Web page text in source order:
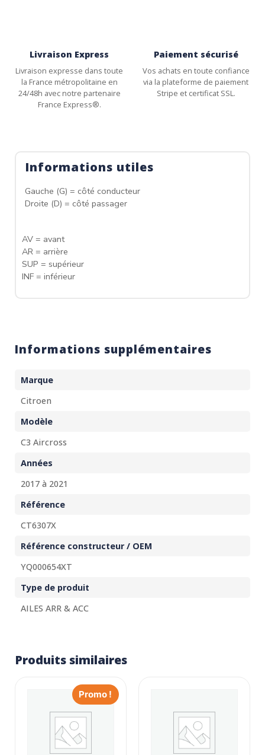
Livraison Express
Livraison expresse dans toute
la France métropolitaine en
24/48h avec notre partenaire
France Express®.
Paiement sécurisé
Vos achats en toute confiance
via la plateforme de paiement
Stripe et certificat SSL.
Informations utiles
Gauche (G) = côté conducteur
Droite (D) = côté passager
AV = avant
AR = arrière
SUP = supérieur
INF = inférieur
Informations supplémentaires
Marque
Citroen
Modèle
C3 Aircross
Années
2017 à 2021
Référence
CT6307X
Référence constructeur / OEM
YQ000654XT
Type de produit
AILES ARR & ACC
Produits similaires
Promo !